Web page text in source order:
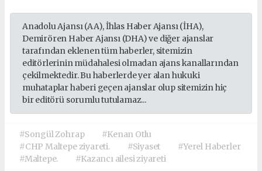
Anadolu Ajansı (AA), İhlas Haber Ajansı (İHA),
Demirören Haber Ajansı (DHA) ve diğer ajanslar
tarafından eklenen tüm haberler, sitemizin
editörlerinin müdahalesi olmadan ajans kanallarından
çekilmektedir. Bu haberlerde yer alan hukuki
muhataplar haberi geçen ajanslar olup sitemizin hiç
bir editörü sorumlu tutulamaz...
#Songül Zohrap
#Kenan Otlu
#CHP Maltepe ziyareti.
#Siyaset
#Yerel Haberler
#Maltepe.
#Kazancı ailesi ziyareti